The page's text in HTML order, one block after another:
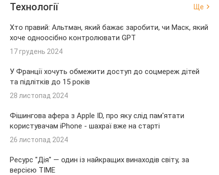
Технології Ще
Хто правий: Альтман, який бажає заробити, чи Маск, який
хоче одноосібно контролювати GPT
17 грудень 2024
У Франції хочуть обмежити доступ до соцмереж дітей
та підлітків до 15 років
28 листопад 2024
Фішингова афера з Apple ID, про яку слід пам'ятати
користувачам iPhone - шахраї вже на старті
26 листопад 2024
Ресурс "Дія" — один із найкращих винаходів світу, за
версією TIME